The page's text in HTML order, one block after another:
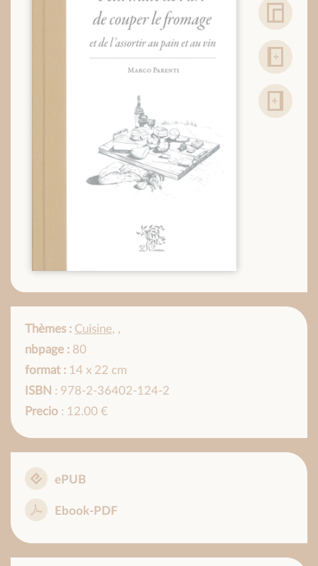
Thèmes : Cuisine, ,
nbpage : 80
format : 14 x 22 cm
ISBN : 978-2-36402-124-2
Precio : 12.00 €
ePUB
Ebook-PDF